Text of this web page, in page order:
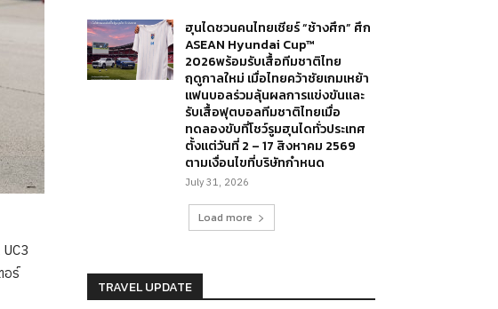
อร์
ฮุนไดชวนคนไทยเชียร์ “ช้างศึก” ศึก
ASEAN Hyundai Cup™
2026พร้อมรับเสื้อทีมชาติไทย
ฤดูกาลใหม่ เมื่อไทยคว้าชัยเกมเหย้า
แฟนบอลร่วมลุ้นผลการแข่งขันและ
รับเสื้อฟุตบอลทีมชาติไทยเมื่อ
ทดลองขับที่โชว์รูมฮุนไดทั่วประเทศ
ตั้งแต่วันที่ 2 – 17 สิงหาคม 2569
ตามเงื่อนไขที่บริษัทกำหนด
July 31, 2026
Load more
TRAVEL UPDATE